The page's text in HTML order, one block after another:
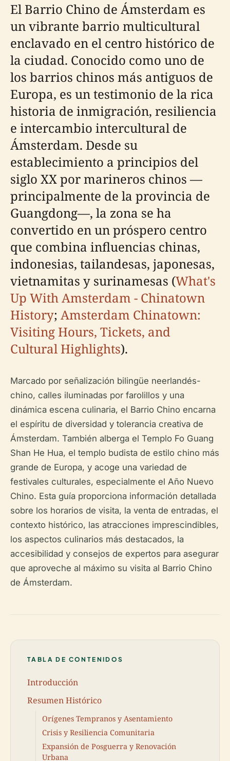
El Barrio Chino de Ámsterdam es
un vibrante barrio multicultural
enclavado en el centro histórico de
la ciudad. Conocido como uno de
los barrios chinos más antiguos de
Europa, es un testimonio de la rica
historia de inmigración, resiliencia
e intercambio intercultural de
Ámsterdam. Desde su
establecimiento a principios del
siglo XX por marineros chinos —
principalmente de la provincia de
Guangdong—, la zona se ha
convertido en un próspero centro
que combina influencias chinas,
indonesias, tailandesas, japonesas,
vietnamitas y surinamesas (What's
Up With Amsterdam - Chinatown
History; Amsterdam Chinatown:
Visiting Hours, Tickets, and
Cultural Highlights).
Marcado por señalización bilingüe neerlandés-
chino, calles iluminadas por farolillos y una
dinámica escena culinaria, el Barrio Chino encarna
el espíritu de diversidad y tolerancia creativa de
Ámsterdam. También alberga el Templo Fo Guang
Shan He Hua, el templo budista de estilo chino más
grande de Europa, y acoge una variedad de
festivales culturales, especialmente el Año Nuevo
Chino. Esta guía proporciona información detallada
sobre los horarios de visita, la venta de entradas, el
contexto histórico, las atracciones imprescindibles,
los aspectos culinarios más destacados, la
accesibilidad y consejos de expertos para asegurar
que aproveche al máximo su visita al Barrio Chino
de Ámsterdam.
TABLA DE CONTENIDOS
Introducción
Resumen Histórico
Orígenes Tempranos y Asentamiento
Crisis y Resiliencia Comunitaria
Expansión de Posguerra y Renovación
Urbana